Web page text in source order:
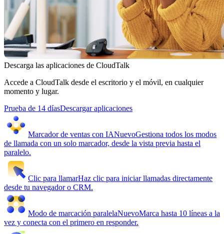
Descarga las aplicaciones de CloudTalk
Accede a CloudTalk desde el escritorio y el móvil, en cualquier
momento y lugar.
Prueba de 14 díasDescargar aplicaciones
Marcador de ventas con IANuevoGestiona todos los modos
de llamada con un solo marcador, desde la vista previa hasta el
paralelo.
Clic para llamarHaz clic para iniciar llamadas directamente
desde tu navegador o CRM.
Modo de marcación paralelaNuevoMarca hasta 10 líneas a la
vez y conecta con el primero en responder.